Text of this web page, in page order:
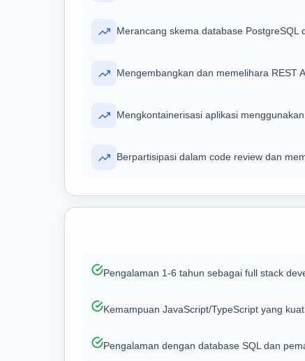
Merancang skema database PostgreSQL
Mengembangkan dan memelihara REST
Mengkontainerisasi aplikasi
Berpartisipasi dalam code review dan
Pengalaman 1-6 tahun sebagai full stack
Kemampuan JavaScript/TypeScript yang
Pengalaman dengan database SQL dan